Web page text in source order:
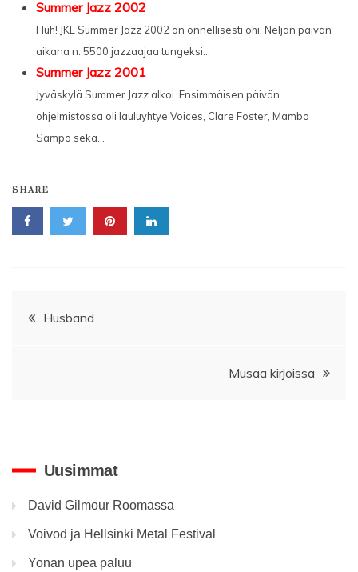
Summer Jazz 2002
Huh! JKL Summer Jazz 2002 on onnellisesti ohi. Neljän päivän
aikana n. 5500 jazzaajaa tungeksi...
Summer Jazz 2001
Jyväskylä Summer Jazz alkoi. Ensimmäisen päivän
ohjelmistossa oli lauluyhtye Voices, Clare Foster, Mambo
Sampo sekä...
SHARE
Artikkelien
Husband
Musaa kirjoissa
Uusimmat
David Gilmour Roomassa
Voivod ja Hellsinki Metal Festival
Yonan upea paluu